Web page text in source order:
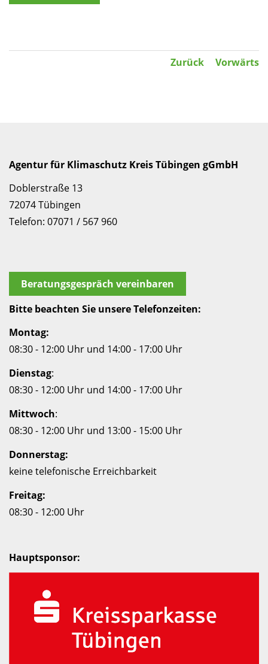
Zurück Vorwärts
Agentur für Klimaschutz Kreis Tübingen gGmbH
Doblerstraße 13
72074 Tübingen
Telefon: 07071 / 567 960
Beratungsgespräch vereinbaren
Bitte beachten Sie unsere Telefonzeiten:
Montag:
08:30 - 12:00 Uhr und 14:00 - 17:00 Uhr
Dienstag:
08:30 - 12:00 Uhr und 14:00 - 17:00 Uhr
Mittwoch:
08:30 - 12:00 Uhr und 13:00 - 15:00 Uhr
Donnerstag:
keine telefonische Erreichbarkeit
Freitag:
08:30 - 12:00 Uhr
Hauptsponsor: